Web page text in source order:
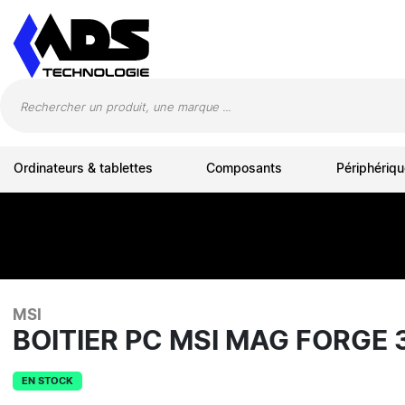
Ordinateurs & tablettes Composants
MSI
BOITIER PC MSI MAG
EN STOCK